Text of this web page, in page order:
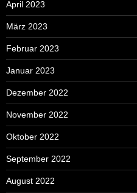
April 2023
März 2023
Februar 2023
Januar 2023
Dezember 2022
November 2022
Oktober 2022
September 2022
August 2022